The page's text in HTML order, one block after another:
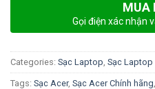
MUA
Gọi điện xác nhận
Categories: Sạc Laptop Sạc Laptop
Tags: Sạc Acer, Sạc Acer Chính hãng